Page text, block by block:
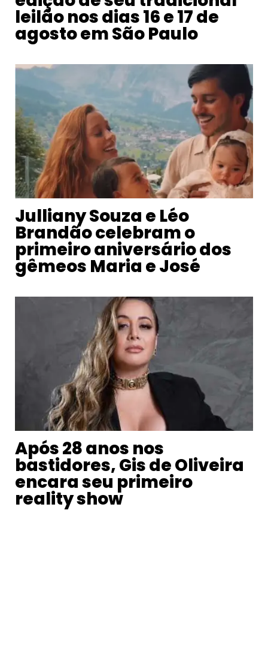
leilão nos dias 16 e 17 de
agosto em São Paulo
Julliany Souza e Léo
Brandão celebram o
primeiro aniversário dos
gêmeos Maria e José
Após 28 anos nos
bastidores, Gis de Oliveira
encara seu primeiro
reality show